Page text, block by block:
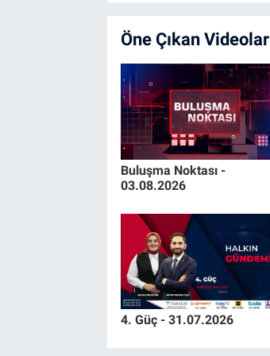
Öne Çıkan Videolar
Buluşma Noktası -
03.08.2026
4. Güç - 31.07.2026